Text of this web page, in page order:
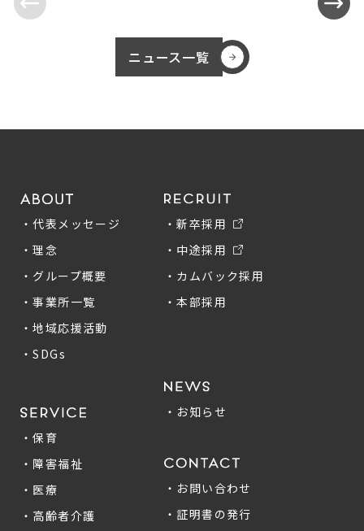
ニュース一覧
・代表メッセージ
・理念
・グループ概要
・事業所一覧
・地域応援活動
・SDGs
・新卒採用
・中途採用
・カムバック採用
・本部採用
・保育
・障害福祉
・医療
・高齢者介護
・お知らせ
・お問い合わせ
・証明書の発行